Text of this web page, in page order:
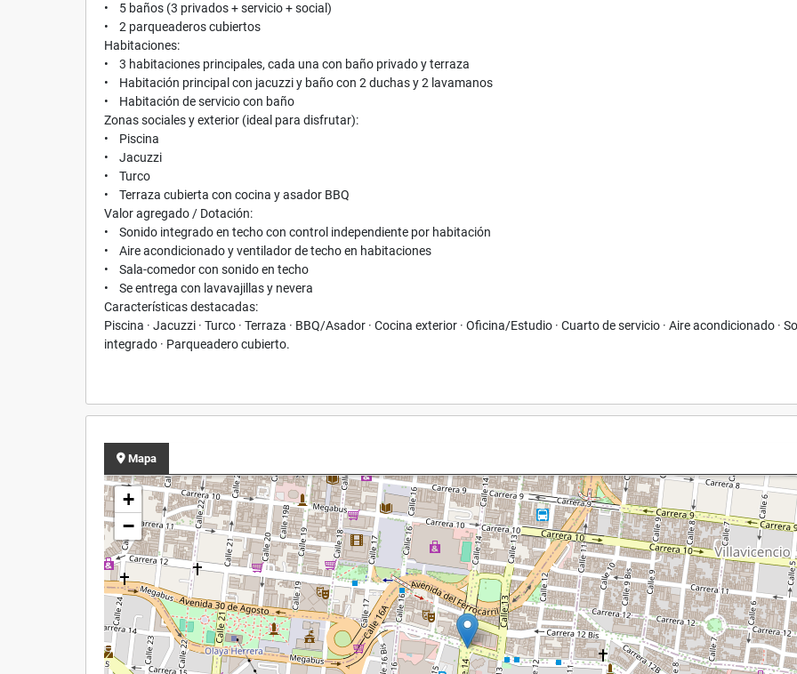
• 5 baños (3 privados + servicio + social)
• 2 parqueaderos cubiertos
Habitaciones:
• 3 habitaciones principales, cada una con baño privado y terraza
• Habitación principal con jacuzzi y baño con 2 duchas y 2 lavamanos
• Habitación de servicio con baño
Zonas sociales y exterior (ideal para disfrutar):
• Piscina
• Jacuzzi
• Turco
• Terraza cubierta con cocina y asador BBQ
Valor agregado / Dotación:
• Sonido integrado en techo con control independiente por habitación
• Aire acondicionado y ventilador de techo en habitaciones
• Sala-comedor con sonido en techo
• Se entrega con lavavajillas y nevera
Características destacadas:
Piscina · Jacuzzi · Turco · Terraza · BBQ/Asador · Cocina exterior · Oficina/Estudio · Cuarto de servicio · Aire acondicionado ·
integrado · Parqueadero cubierto.
Mapa
+
−